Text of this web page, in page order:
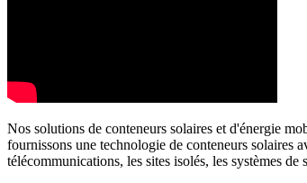
Nos solutions de conteneurs solaires et d'énergie
fournissons une technologie de conteneurs solaires
télécommunications, les sites isolés, les systèmes